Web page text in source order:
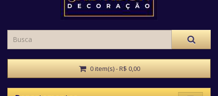
0 item(s) - R$ 0,00